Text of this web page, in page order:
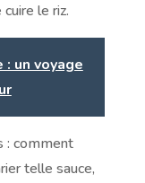
le riz.
un voyage
: comment
telle sauce,